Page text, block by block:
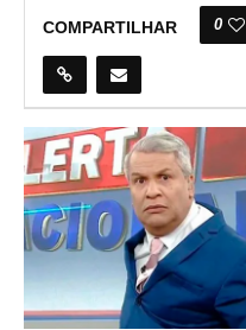
COMPARTILHAR 0